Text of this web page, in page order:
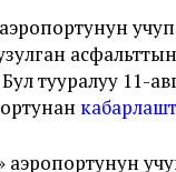
тууралуу 11-
аэропортунун